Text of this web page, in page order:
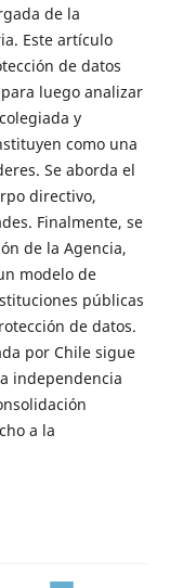
de la
Este artículo
de datos
luego analizar
y
como una
Se aborda el
directivo,
Finalmente, se
de la Agencia,
modelo de
públicas
de datos.
por Chile sigue
independencia
a la